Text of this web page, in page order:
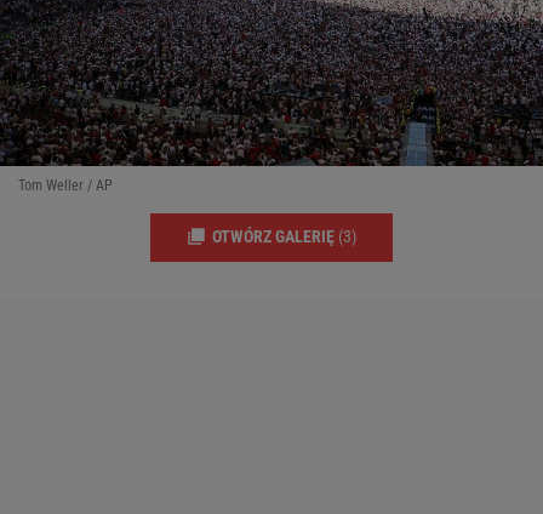
Tom Weller / AP
OTWÓRZ GALERIĘ (3)